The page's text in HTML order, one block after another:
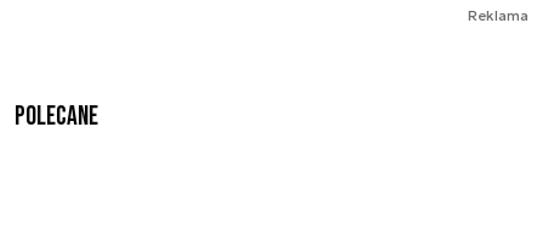
Reklama
Polecane